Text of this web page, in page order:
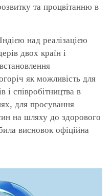
та процвітанню в
над реалізацією
двох країн і
як можливість для
і співробітництва в
для просування
на шляху до здорового
висновок офіційна